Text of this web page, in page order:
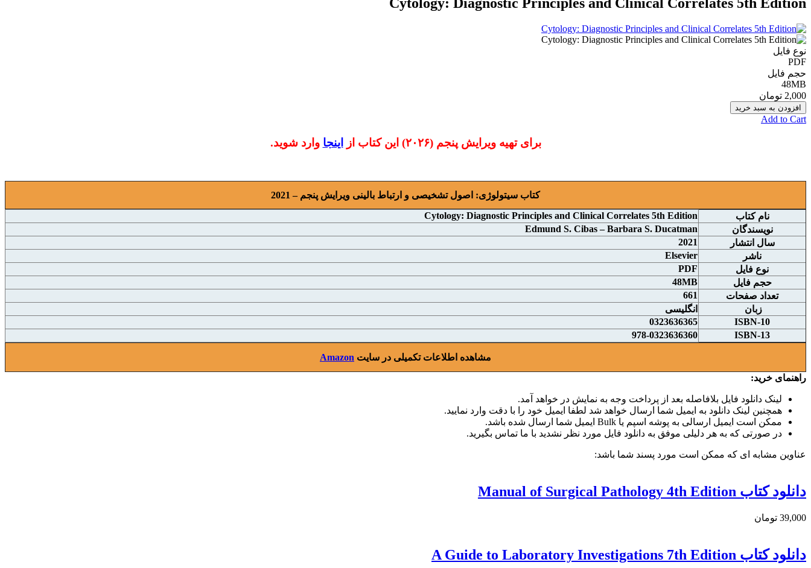
نوع فایل
PDF
حجم فایل
48MB
2,000 تومان
افزودن به سبد خرید
Add to Cart
برای تهیه ویرایش پنجم (۲۰۲۶) این کتاب از اینجا وارد شوید.
کتاب سیتولوژی: اصول تشخیصی و ارتباط بالینی ویرایش پنجم – 2021
نام کتاب
Cytology: Diagnostic Principles and Clinical Correlates 5th Edition
نويسندگان
Edmund S. Cibas – Barbara S. Ducatman
سال انتشار
2021
ناشر
Elsevier
نوع فايل
PDF
حجم فايل
48MB
تعداد صفحات
661
زبان
انگلیسی
ISBN-10
0323636365
ISBN-13
978-0323636360
مشاهده اطلاعات تکمیلی در سایت Amazon
راهنمای خرید:
لینک دانلود فایل بلافاصله بعد از پرداخت وجه به نمایش در خواهد آمد.
همچنین لینک دانلود به ایمیل شما ارسال خواهد شد لطفا ایمیل خود را با دقت وارد نمایید.
ممکن است ایمیل ارسالی به پوشه اسپم یا Bulk ایمیل شما ارسال شده باشد.
در صورتی که به هر دلیلی موفق به دانلود فایل مورد نظر نشدید با ما تماس بگیرید.
عناوین مشابه ای که ممکن است مورد پسند شما باشد:
دانلود کتاب Manual of Surgical Pathology 4th Edition
39,000 تومان
دانلود كتاب A Guide to Laboratory Investigations 7th Edition